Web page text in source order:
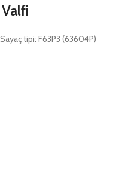
tipi: F63P3 (63604P)